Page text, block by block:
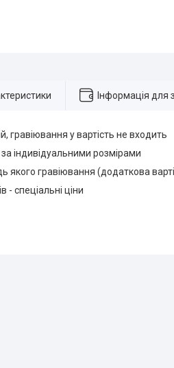
Інформація для
гравіювання у вартість не входить
індивідуальними розмірами
якого гравіювання (додаткова
- спеціальні ціни